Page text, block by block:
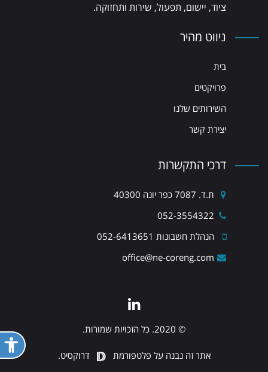
ציוד, יישום, תפעול, שירות ותחזוקה.
ניווט מהיר
בית
פרויקטים
השירותים שלנו
יצירת קשר
דרכי התקשרות
ת.ד. 7087 כפר יונה 40300
052-3554322
הנהלת חשבונות 052-6413651
office@ne-coreng.com
LinkedIn
© 2020. כל הזכויות שמורות.
אתר זה נבנה על פלטפורמת דרוקסיט.
פתח